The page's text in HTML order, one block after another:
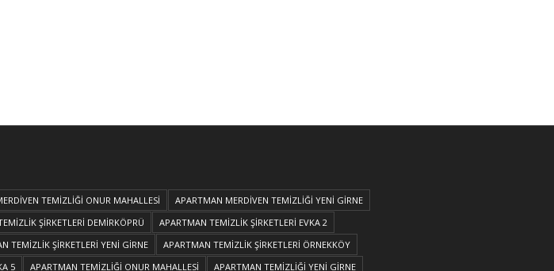
TEMİZLİĞİ ONUR MAHALLESİ
APARTMAN MERDİVEN TEMİZLİĞİ YENİ GİRNE
ŞİRKETLERİ DEMİRKÖPRÜ
APARTMAN TEMİZLİK ŞİRKETLERİ EVKA 2
TEMİZLİK ŞİRKETLERİ YENİ GİRNE
APARTMAN TEMİZLİK ŞİRKETLERİ ÖRNEKKÖY
5 APARTMAN TEMİZLİĞİ ONUR MAHALLESİ APARTMAN TEMİZLİĞİ YENİ GİRNE